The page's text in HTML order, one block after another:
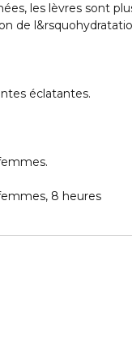
les lèvres sont
de
éclatantes.
8 heures